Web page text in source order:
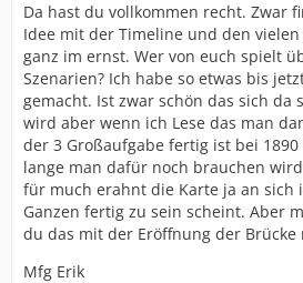
Da hast du vollkommen recht. Zwar
Idee mit der Timeline und den
ganz im ernst. Wer von euch spielt
Szenarien? Ich habe so etwas bis
gemacht. Ist zwar schön das sich da
wird aber wenn ich Lese das man
der 3 Großaufgabe fertig ist bei
lange man dafür noch brauchen
für much erahnt die Karte ja an sich
Ganzen fertig zu sein scheint. Aber
du das mit der Eröffnung der Brücke
Mfg Erik